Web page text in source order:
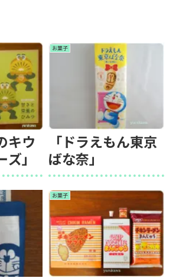
キウ
」
お菓子
「ドラえもん東京
ばな奈」
お菓子